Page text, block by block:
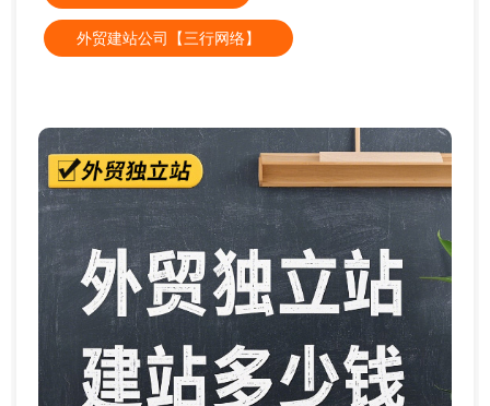
外贸建站公司【三行网络】